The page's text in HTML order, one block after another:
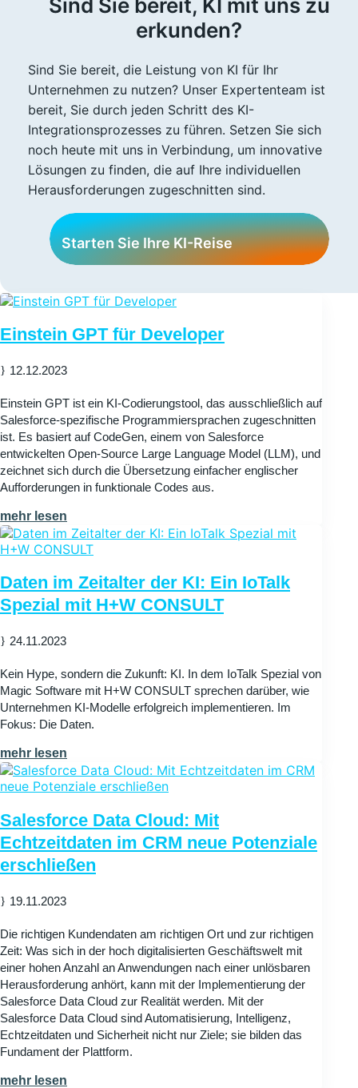
Sind Sie bereit, KI mit uns zu
erkunden?
Sind Sie bereit, die Leistung von KI für Ihr
Unternehmen zu nutzen? Unser Expertenteam ist
bereit, Sie durch jeden Schritt des KI-
Integrationsprozesses zu führen. Setzen Sie sich
noch heute mit uns in Verbindung, um innovative
Lösungen zu finden, die auf Ihre individuellen
Herausforderungen zugeschnitten sind.
Starten Sie Ihre KI-Reise
Starten Sie Ihre KI-Reise
Einstein GPT für Developer
12.12.2023
Einstein GPT ist ein KI-Codierungstool, das ausschließlich auf
Salesforce-spezifische Programmiersprachen zugeschnitten
ist. Es basiert auf CodeGen, einem von Salesforce
entwickelten Open-Source Large Language Model (LLM), und
zeichnet sich durch die Übersetzung einfacher englischer
Aufforderungen in funktionale Codes aus.
mehr lesen
Daten im Zeitalter der KI: Ein IoTalk
Spezial mit H+W CONSULT
24.11.2023
Kein Hype, sondern die Zukunft: KI. In dem IoTalk Spezial von
Magic Software mit H+W CONSULT sprechen darüber, wie
Unternehmen KI-Modelle erfolgreich implementieren. Im
Fokus: Die Daten.
mehr lesen
Salesforce Data Cloud: Mit
Echtzeitdaten im CRM neue Potenziale
erschließen
19.11.2023
Die richtigen Kundendaten am richtigen Ort und zur richtigen
Zeit: Was sich in der hoch digitalisierten Geschäftswelt mit
einer hohen Anzahl an Anwendungen nach einer unlösbaren
Herausforderung anhört, kann mit der Implementierung der
Salesforce Data Cloud zur Realität werden. Mit der
Salesforce Data Cloud sind Automatisierung, Intelligenz,
Echtzeitdaten und Sicherheit nicht nur Ziele; sie bilden das
Fundament der Plattform.
mehr lesen